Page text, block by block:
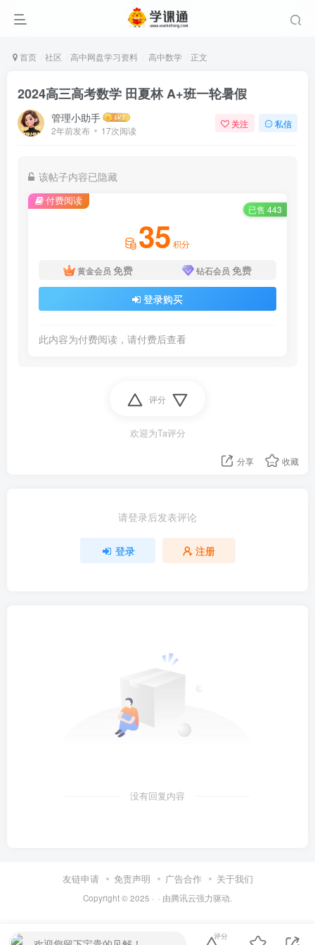
首页 社区 高中网盘学习资料 高中数学 正文
2024高三高考数学 田夏林 A+班一轮暑假
管理小助手
2年前发布 17次阅读
关注 私信
该帖子内容已隐藏
付费阅读
已售 443
35 积分
黄金会员 免费 钻石会员 免费
登录购买
此内容为付费阅读，请付费后查看
评分
欢迎为Ta评分
分享 收藏
请登录后发表评论
登录 注册
没有回复内容
友链申请 免责声明 广告合作 关于我们
Copyright © 2025 · · 由腾讯云强力驱动.
评分